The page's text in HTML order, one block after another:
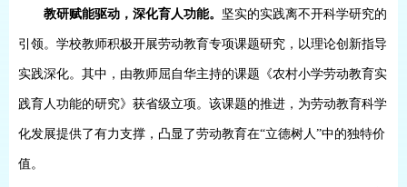
教研赋能驱动，深化育人功能。 坚实的实践离不开科学研究的
引领。学校教师积极开展劳动教育专项课题研究，以理论创新指导
实践深化。其中，由教师屈自华主持的课题《农村小学劳动教育实
践育人功能的研究》获省级立项。该课题的推进，为劳动教育科学
化发展提供了有力支撑，凸显了劳动教育在“立德树人”中的独特价
值。